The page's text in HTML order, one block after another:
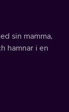
sin mamma,
hamnar i en